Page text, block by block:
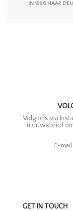
IN 1996 HAAR
Volg ons via
nieuwsbrief
GET IN TOUCH